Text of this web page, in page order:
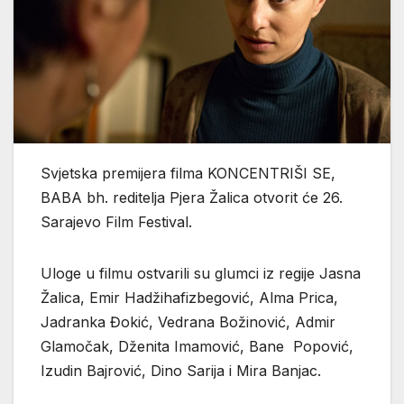
Svjetska premijera filma KONCENTRIŠI SE,
BABA bh. reditelja Pjera Žalica otvorit će 26.
Sarajevo Film Festival.
Uloge u filmu ostvarili su glumci iz regije Jasna
Žalica, Emir Hadžihafizbegović, Alma Prica,
Jadranka Đokić, Vedrana Božinović, Admir
Glamočak, Dženita Imamović, Bane Popović,
Izudin Bajrović, Dino Sarija i Mira Banjac.